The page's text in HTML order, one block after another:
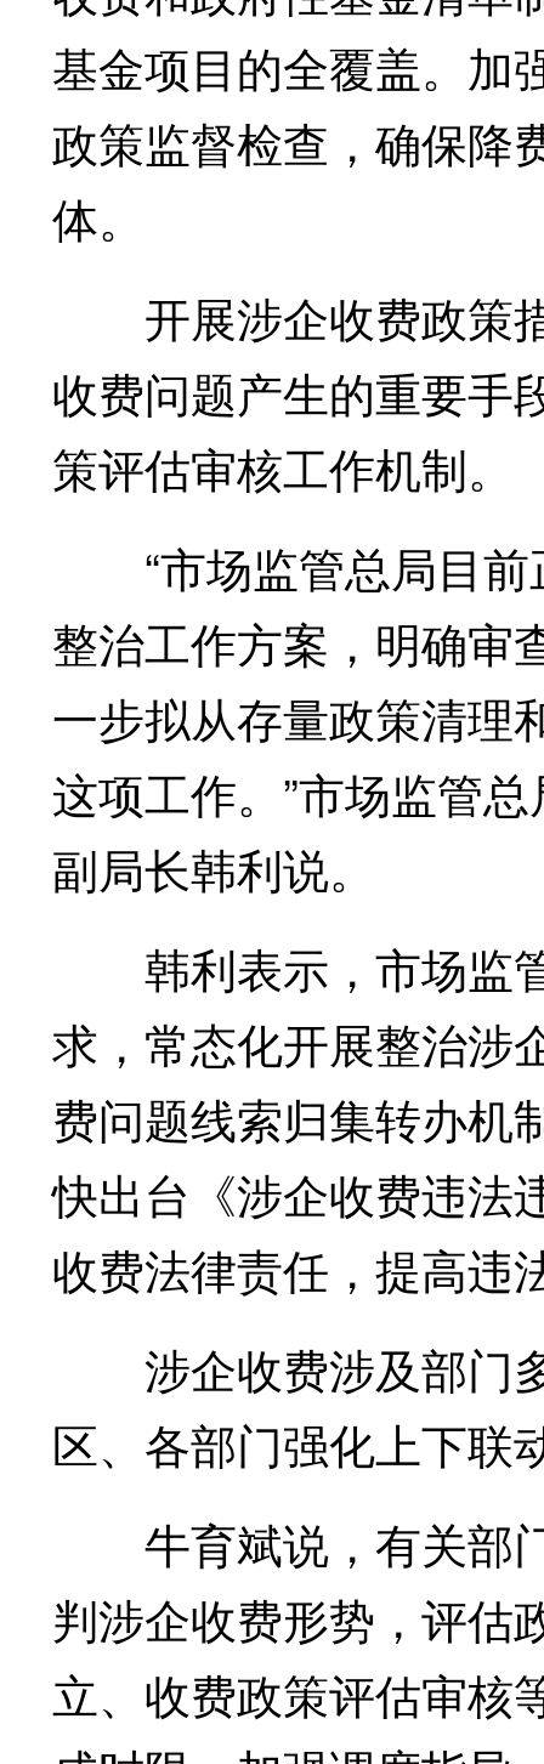
基金项目的全覆盖。加
政策监督检查，确保降
体。
开展涉企收费政策
收费问题产生的重要手
策评估审核工作机制。
“市场监管总局目前
整治工作方案，明确审
一步拟从存量政策清理
这项工作。”市场监管
副局长韩利说。
韩利表示，市场监
求，常态化开展整治涉
费问题线索归集转办机
快出台《涉企收费违法
收费法律责任，提高违
涉企收费涉及部门
区、各部门强化上下联
牛育斌说，有关部
判涉企收费形势，评估
立、收费政策评估审核